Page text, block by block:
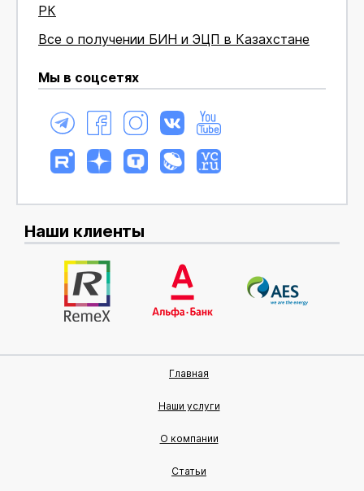
РК
Все о получении БИН и ЭЦП в Казахстане
Мы в соцсетях
Наши клиенты
Главная
Наши услуги
О компании
Статьи